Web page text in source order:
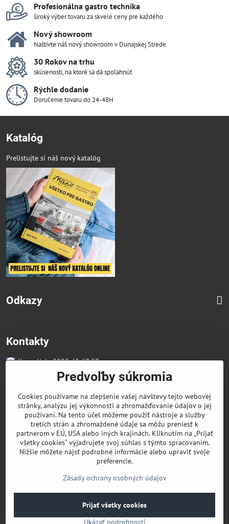
Profesionálna gastro technika
široký výber tovaru za skvelé ceny pre každého
Nový showroom
Naštívte náš nový showroom v Dunajskej Strede
30 Rokov na trhu
skúsenosti, na ktoré sa dá spoľahnúť
Rýchle dodanie
Doručenie tovaru do 24-48H
Katalóg
Prelistujte si náš nový katalóg
Odkazy
Kontakty
Kancelária 0903 49 67 27
Faktúry/Reklamácia 0914 27 44 27
Email skglass@skglass.sk
Projekty gastro@skglass.sk
Osobný Odber Bratislavská 919/4 Dunajská Streda
©2026Copyright
Predvoľby súkromiaZásady ochrany osobných údajov
Predvoľby súkromia
Cookies používame na zlepšenie vašej návštevy tejto webovej
stránky, analýzu jej výkonnosti a zhromažďovanie údajov o jej
používaní. Na tento účel môžeme použiť nástroje a služby
tretích strán a zhromaždené údaje sa môžu preniesť k
partnerom v EÚ, USA alebo iných krajinách. Kliknutím na „Prijať
všetky cookies“ vyjadrujete svoj súhlas s týmto spracovaním.
Nižšie môžete nájsť podrobné informácie alebo upraviť svoje
preferencie.
Zásady ochrany osobných údajov
Ukázať podrobnosti
Prijať všetky cookies